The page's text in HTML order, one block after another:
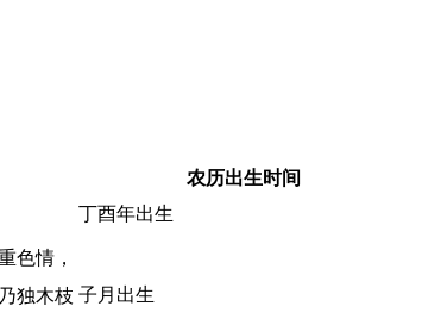
农历出生时间
丁酉年出生
色情，
独木枝 子月出生